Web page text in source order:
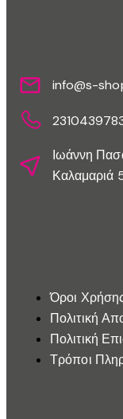
info@s-
Ιωάννη
Καλαμαριά
Όροι
Πολιτική
Πολιτική
Τρόποι